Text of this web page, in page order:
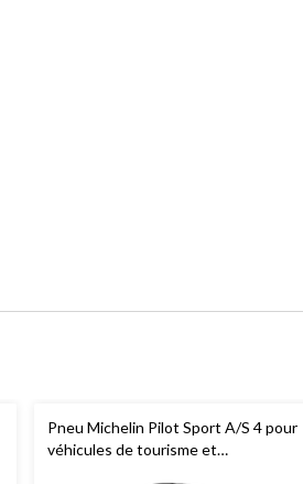
Pneu Michelin Pilot Sport A/S 4 pour
véhicules de tourisme et